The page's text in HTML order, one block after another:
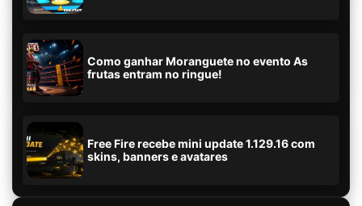
Como ganhar Moranguete no evento As
frutas entram no ringue!
Free Fire recebe mini update 1.129.16 com
skins, banners e avatares